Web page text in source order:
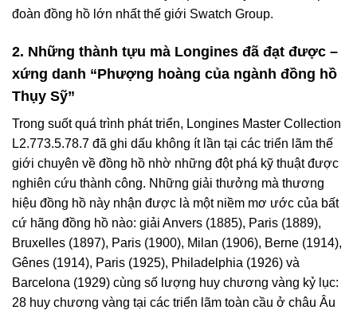
đoàn đồng hồ lớn nhất thế giới Swatch Group.
2. Những thành tựu mà Longines đã đạt được –
xứng danh “Phượng hoàng của ngành đồng hồ
Thụy Sỹ”
Trong suốt quá trình phát triển, Longines Master Collection
L2.773.5.78.7 đã ghi dấu không ít lần tại các triển lãm thế
giới chuyên về đồng hồ nhờ những đột phá kỹ thuật được
nghiên cứu thành công. Những giải thưởng mà thương
hiệu đồng hồ này nhận được là một niềm mơ ước của bất
cứ hãng đồng hồ nào: giải Anvers (1885), Paris (1889),
Bruxelles (1897), Paris (1900), Milan (1906), Berne (1914),
Gênes (1914), Paris (1925), Philadelphia (1926) và
Barcelona (1929) cùng số lượng huy chương vàng kỷ lục:
28 huy chương vàng tại các triển lãm toàn cầu ở châu Âu